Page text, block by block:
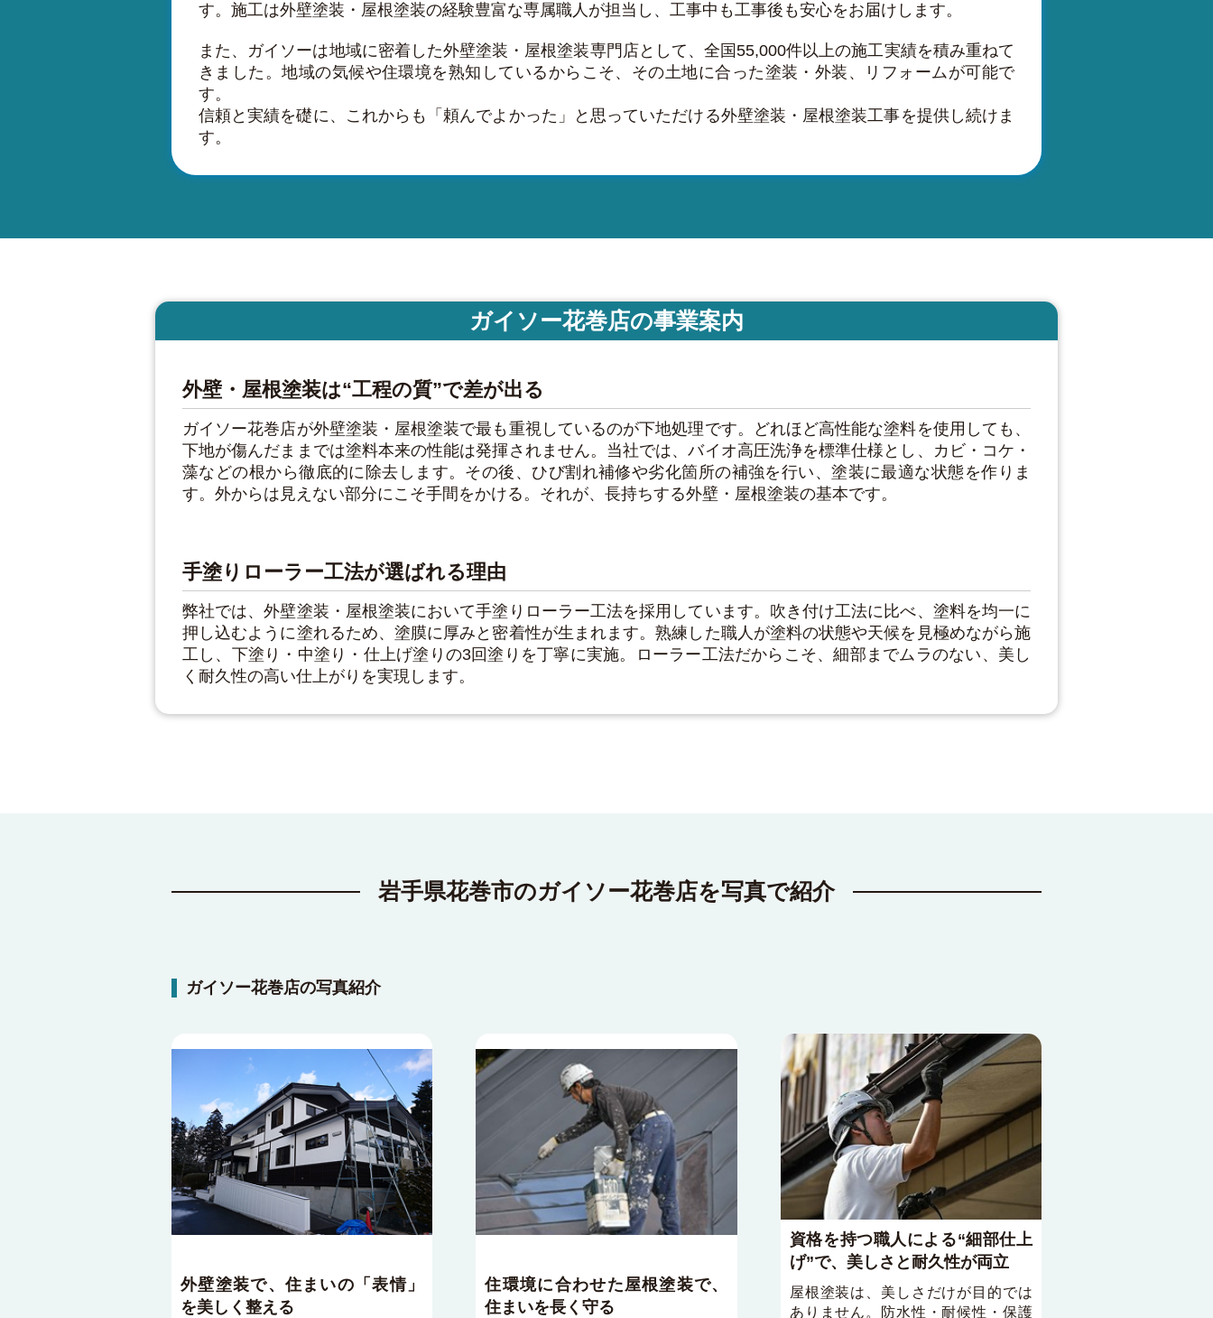
す。施工は外壁塗装・屋根塗装の経験豊富な専属職人が担当し、工事中も工事後も安心をお届けします。
また、ガイソーは地域に密着した外壁塗装・屋根塗装専門店として、全国55,000件以上の施工実績を積み重ねて
きました。地域の気候や住環境を熟知しているからこそ、その土地に合った塗装・外装、リフォームが可能で
す。
信頼と実績を礎に、これからも「頼んでよかった」と思っていただける外壁塗装・屋根塗装工事を提供し続けま
す。
ガイソー花巻店の事業案内
外壁・屋根塗装は“工程の質”で差が出る
ガイソー花巻店が外壁塗装・屋根塗装で最も重視しているのが下地処理です。どれほど高性能な塗料を使用しても、
下地が傷んだままでは塗料本来の性能は発揮されません。当社では、バイオ高圧洗浄を標準仕様とし、カビ・コケ・
藻などの根から徹底的に除去します。その後、ひび割れ補修や劣化箇所の補強を行い、塗装に最適な状態を作りま
す。外からは見えない部分にこそ手間をかける。それが、長持ちする外壁・屋根塗装の基本です。
手塗りローラー工法が選ばれる理由
弊社では、外壁塗装・屋根塗装において手塗りローラー工法を採用しています。吹き付け工法に比べ、塗料を均一に
押し込むように塗れるため、塗膜に厚みと密着性が生まれます。熟練した職人が塗料の状態や天候を見極めながら施
工し、下塗り・中塗り・仕上げ塗りの3回塗りを丁寧に実施。ローラー工法だからこそ、細部までムラのない、美し
く耐久性の高い仕上がりを実現します。
岩手県花巻市のガイソー花巻店を写真で紹介
ガイソー花巻店の写真紹介
外壁塗装で、住まいの「表情」
を美しく整える
住環境に合わせた屋根塗装で、
住まいを長く守る
資格を持つ職人による“細部仕上
げ”で、美しさと耐久性が両立
屋根塗装は、美しさだけが目的では
ありません。防水性・耐候性・保護